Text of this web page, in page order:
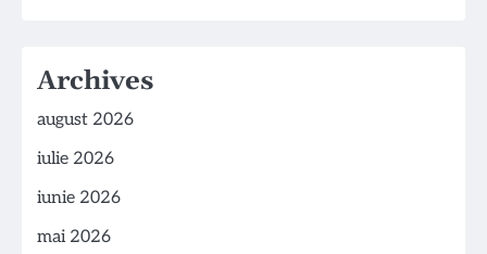
Archives
august 2026
iulie 2026
iunie 2026
mai 2026